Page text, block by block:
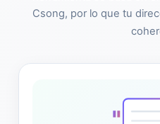
Csong, por lo que tu